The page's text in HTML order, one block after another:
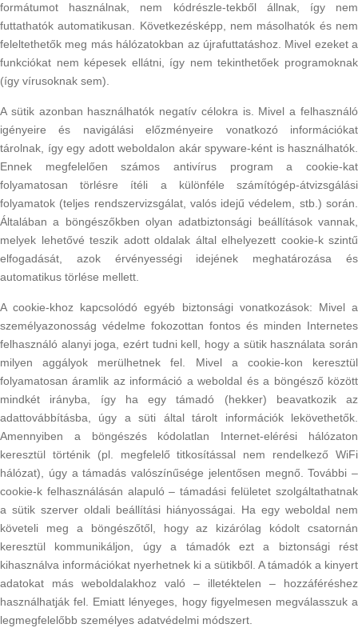
formátumot használnak, nem kódrészle-tekből állnak, így nem
futtathatók automatikusan. Következésképp, nem másolhatók és nem
feleltethetők meg más hálózatokban az újrafuttatáshoz. Mivel ezeket a
funkciókat nem képesek ellátni, így nem tekinthetőek programoknak
(így vírusoknak sem).
A sütik azonban használhatók negatív célokra is. Mivel a felhasználó
igényeire és navigálási előzményeire vonatkozó információkat
tárolnak, így egy adott weboldalon akár spyware-ként is használhatók.
Ennek megfelelően számos antivírus program a cookie-kat
folyamatosan törlésre ítéli a különféle számítógép-átvizsgálási
folyamatok (teljes rendszervizsgálat, valós idejű védelem, stb.) során.
Általában a böngészőkben olyan adatbiztonsági beállítások vannak,
melyek lehetővé teszik adott oldalak által elhelyezett cookie-k szintű
elfogadását, azok érvényességi idejének meghatározása és
automatikus törlése mellett.
A cookie-khoz kapcsolódó egyéb biztonsági vonatkozások: Mivel a
személyazonosság védelme fokozottan fontos és minden Internetes
felhasználó alanyi joga, ezért tudni kell, hogy a sütik használata során
milyen aggályok merülhetnek fel. Mivel a cookie-kon keresztül
folyamatosan áramlik az információ a weboldal és a böngésző között
mindkét irányba, így ha egy támadó (hekker) beavatkozik az
adattovábbításba, úgy a süti által tárolt információk lekövethetők.
Amennyiben a böngészés kódolatlan Internet-elérési hálózaton
keresztül történik (pl. megfelelő titkosítással nem rendelkező WiFi
hálózat), úgy a támadás valószínűsége jelentősen megnő. További –
cookie-k felhasználásán alapuló – támadási felületet szolgáltathatnak
a sütik szerver oldali beállítási hiányosságai. Ha egy weboldal nem
követeli meg a böngészőtől, hogy az kizárólag kódolt csatornán
keresztül kommunikáljon, úgy a támadók ezt a biztonsági rést
kihasználva információkat nyerhetnek ki a sütikből. A támadók a kinyert
adatokat más weboldalakhoz való – illetéktelen – hozzáféréshez
használhatják fel. Emiatt lényeges, hogy figyelmesen megválasszuk a
legmegfelelőbb személyes adatvédelmi módszert.